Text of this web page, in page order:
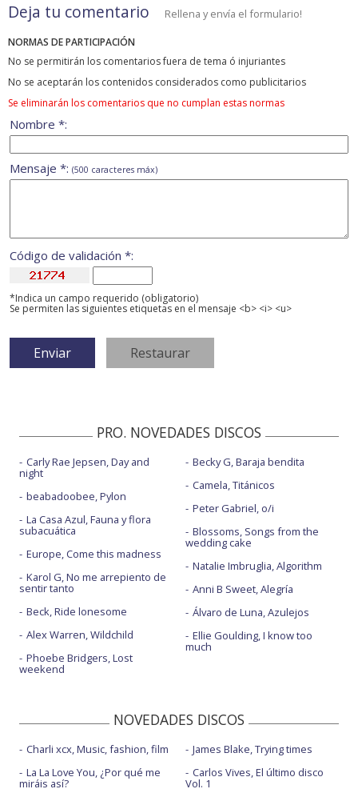
Deja tu comentario Rellena y envía el formulario!
NORMAS DE PARTICIPACIÓN
No se permitirán los comentarios fuera de tema ó injuriantes
No se aceptarán los contenidos considerados como publicitarios
Se eliminarán los comentarios que no cumplan estas normas
Nombre *:
Mensaje *: (500 caracteres máx)
Código de validación *:
*Indica un campo requerido (obligatorio)
Se permiten las siguientes etiquetas en el mensaje <b> <i> <u>
PRO. NOVEDADES DISCOS
Carly Rae Jepsen, Day and
night
beabadoobee, Pylon
La Casa Azul, Fauna y flora
subacuática
Europe, Come this madness
Karol G, No me arrepiento de
sentir tanto
Beck, Ride lonesome
Alex Warren, Wildchild
Phoebe Bridgers, Lost
weekend
Becky G, Baraja bendita
Camela, Titánicos
Peter Gabriel, o/i
Blossoms, Songs from the
wedding cake
Natalie Imbruglia, Algorithm
Anni B Sweet, Alegría
Álvaro de Luna, Azulejos
Ellie Goulding, I know too
much
NOVEDADES DISCOS
Charli xcx, Music, fashion, film
La La Love You, ¿Por qué me
miráis así?
James Blake, Trying times
Carlos Vives, El último disco
Vol. 1